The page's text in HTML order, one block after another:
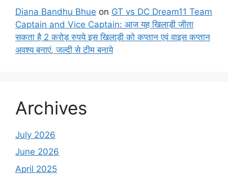
Diana Bandhu Bhue on GT vs DC Dream11 Team
Captain and Vice Captain: आज यह खिलाड़ी जीता
सकता है 2 करोड़ रुपये इस खिलाड़ी को कप्तान एवं वाइस कप्तान
अवश्य बनाएं, जल्दी से टीम बनाये
Archives
July 2026
June 2026
April 2025